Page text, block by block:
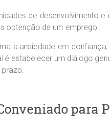
de desenvolvimento
obtenção de um emprego.
a ansiedade em
estabelecer um diálogo
para